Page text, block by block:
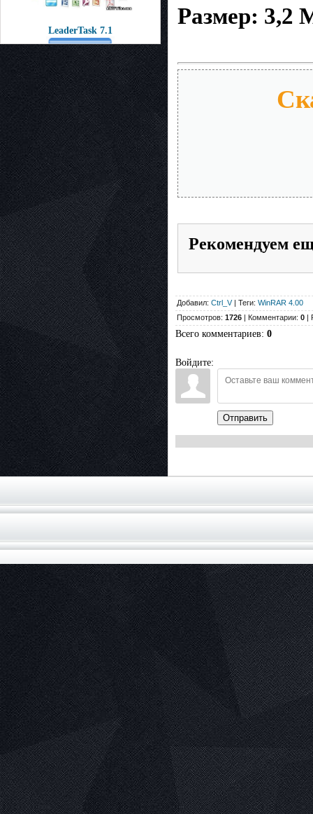
LeaderTask 7.1
Размер: 3,2
Рекомендуем
Добавил: Ctrl_V| Теги: WinRAR 4.00
Просмотров: 1726 | Комментарии: 0 |
Всего комментариев: 0
Войдите:
Отправить